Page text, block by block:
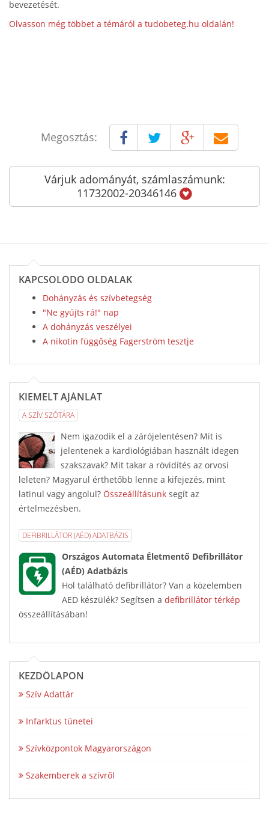
bevezetését.
Olvasson még többet a témáról a tudobeteg.hu oldalán!
Megosztás:
Várjuk adományát, számlaszámunk:
11732002-20346146
KAPCSOLÓDÓ OLDALAK
Dohányzás és szívbetegség
"Ne gyújts rá!" nap
A dohányzás veszélyei
A nikotin függőség Fagerström tesztje
KIEMELT AJÁNLAT
A SZÍV SZÓTÁRA
Nem igazodik el a zárójelentésen? Mit is
jelentenek a kardiológiában használt idegen
szakszavak? Mit takar a rövidítés az orvosi
leleten? Magyarul érthetőbb lenne a kifejezés, mint
latinul vagy angolul? Összeállításunk segít az
értelmezésben.
DEFIBRILLÁTOR (AÉD) ADATBÁZIS
Országos Automata Életmentő Defibrillátor
(AÉD) Adatbázis
Hol található defibrillátor? Van a közelemben
AED készülék? Segítsen a defibrillátor térkép
összeállításában!
KEZDŐLAPON
Szív Adattár
Infarktus tünetei
Szívközpontok Magyarországon
Szakemberek a szívről